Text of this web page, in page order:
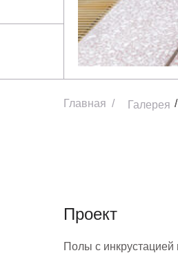
Главная / Галерея //
Проект
Полы с инкрустацией